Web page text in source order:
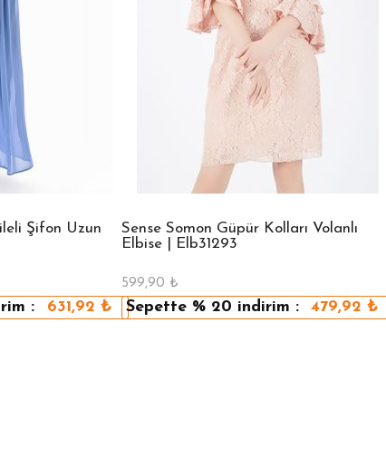
Şifon Uzun
: 631,92 ₺
Sense Somon Güpür Kolları Volanlı
Elbise | Elb31293
599,90 ₺
Sepette % 20 indirim : 479,92 ₺